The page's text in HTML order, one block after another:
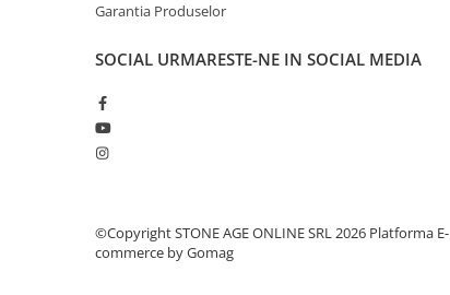
Garantia Produselor
SOCIAL URMARESTE-NE IN SOCIAL MEDIA
©Copyright STONE AGE ONLINE SRL 2026 Platforma E-
commerce by Gomag